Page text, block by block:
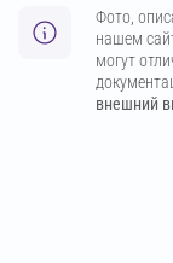
Фото,
нашем
могут
внешний